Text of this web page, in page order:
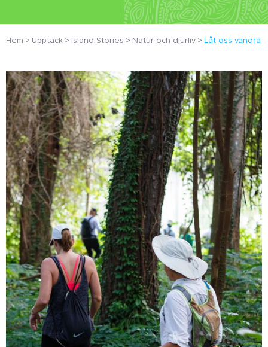
Hem Upptäck Island Stories Natur och djurliv Låt oss vandra